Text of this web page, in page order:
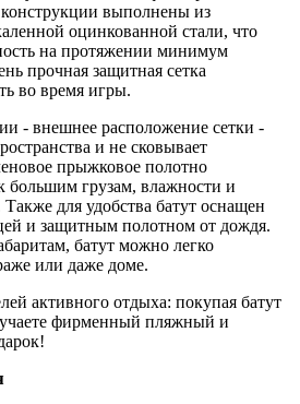
выполнены из
оцинкованной стали, что
на протяжении минимум
прочная защитная сетка
во время игры.
- внешнее расположение сетки -
и не сковывает
прыжковое полотно
большим грузам, влажности и
для удобства батут оснащен
и защитным полотном от дождя.
батут можно легко
или даже доме.
активного отдыха: покупая батут
фирменный пляжный и